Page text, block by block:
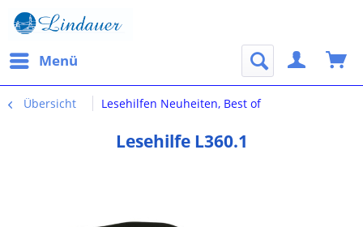
Menü
Übersicht Lesehilfen Neuheiten, Best of
Lesehilfe L360.1